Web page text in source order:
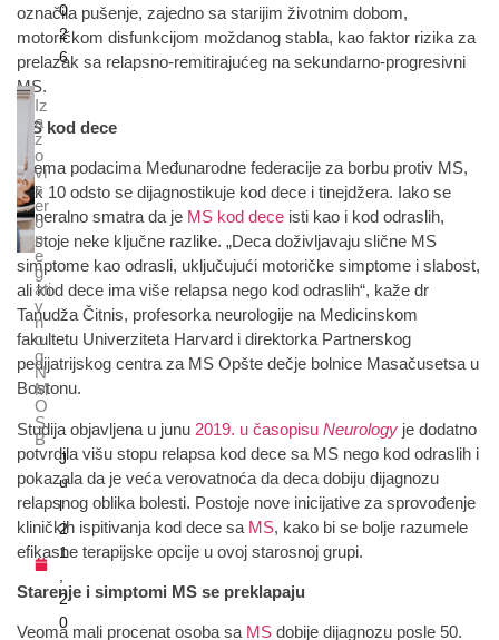
označila pušenje, zajedno sa starijim životnim dobom,
motoričkom disfunkcijom moždanog stabla, kao faktor rizika za
prelazak sa relapsno-remitirajućeg na sekundarno-progresivni
MS.
MS kod dece
Prema podacima Međunarodne federacije za borbu protiv MS,
čak 10 odsto se dijagnostikuje kod dece i tinejdžera. Iako se
generalno smatra da je MS kod dece isti kao i kod odraslih,
postoje neke ključne razlike. „Deca doživljavaju slične MS
simptome kao odrasli, uključujući motoričke simptome i slabost,
ali kod dece ima više relapsa nego kod odraslih“, kaže dr
Tanudža Čitnis, profesorka neurologije na Medicinskom
fakultetu Univerziteta Harvard i direktorka Partnerskog
pedijatrijskog centra za MS Opšte dečje bolnice Masačusetsa u
Bostonu.
Studija objavljena u junu 2019. u časopisu Neurology je dodatno
potvrdila višu stopu relapsa kod dece sa MS nego kod odraslih i
pokazala da je veća verovatnoća da deca dobiju dijagnozu
relapsnog oblika bolesti. Postoje nove inicijative za sprovođenje
kliničkih ispitivanja kod dece sa MS, kako bi se bolje razumele
efikasne terapijske opcije u ovoj starosnoj grupi.
Starenje i simptomi MS se preklapaju
Veoma mali procenat osoba sa MS dobije dijagnozu posle 50.
0
2
6
Iz
a
z
o
vi
s
er
o
n
e
g
ati
v
n
o
g
N
M
O
S
B
J
u
l
2
1
2
0